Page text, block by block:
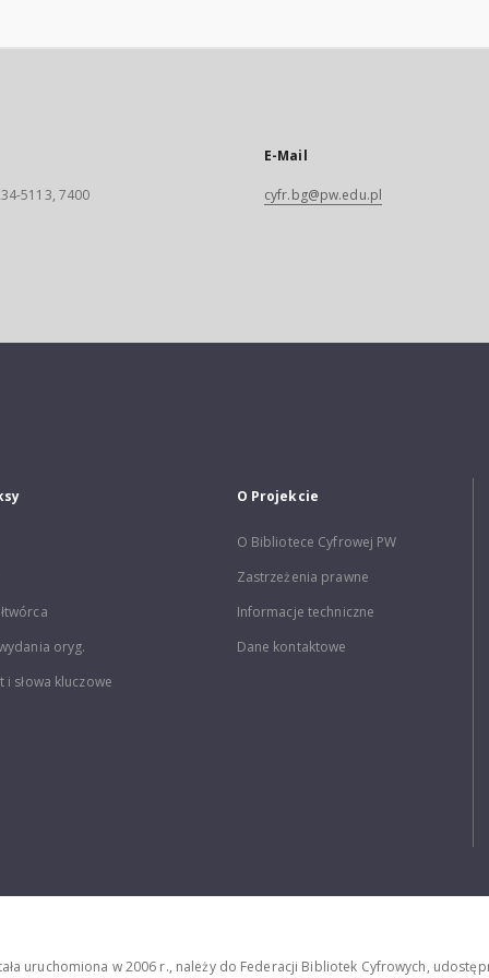
5113, 7400
E-Mail
cyfr.bg@pw.edu.pl
oryg.
i słowa kluczowe
O Projekcie
O Bibliotece Cyfrowej PW
Zastrzeżenia prawne
Informacje techniczne
Dane kontaktowe
uruchomiona w 2006 r., należy do Federacji Bibliotek Cyfrowych,